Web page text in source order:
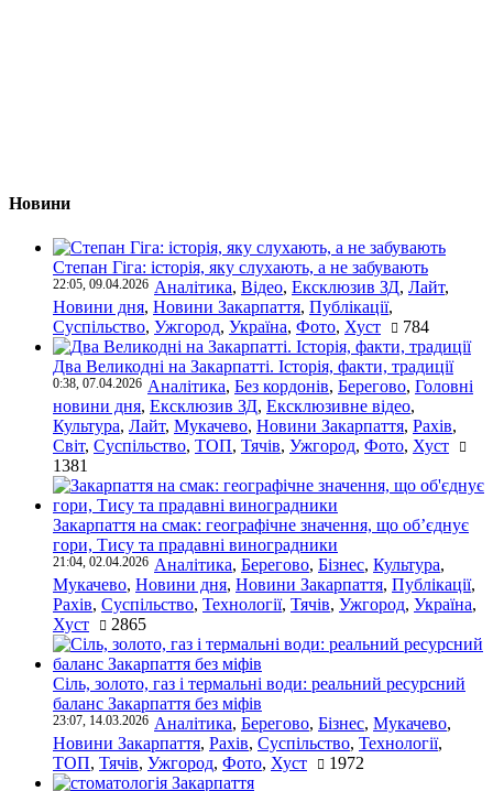
Новини
Степан Гіга: історія, яку слухають, а не забувають
22:05, 09.04.2026 Аналітика, Відео, Ексклюзив ЗД, Лайт,
Новини дня, Новини Закарпаття, Публікації,
Суспільство, Ужгород, Україна, Фото, Хуст 784
Два Великодні на Закарпатті. Історія, факти, традиції
0:38, 07.04.2026 Аналітика, Без кордонів, Берегово, Головні
новини дня, Ексклюзив ЗД, Ексклюзивне відео,
Культура, Лайт, Мукачево, Новини Закарпаття, Рахів,
Світ, Суспільство, ТОП, Тячів, Ужгород, Фото, Хуст
1381
Закарпаття на смак: географічне значення, що об’єднує
гори, Тису та прадавні виноградники
21:04, 02.04.2026 Аналітика, Берегово, Бізнес, Культура,
Мукачево, Новини дня, Новини Закарпаття, Публікації,
Рахів, Суспільство, Технології, Тячів, Ужгород, Україна,
Хуст
2865
Сіль, золото, газ і термальні води: реальний ресурсний
баланс Закарпаття без міфів
23:07, 14.03.2026 Аналітика, Берегово, Бізнес, Мукачево,
Новини Закарпаття, Рахів, Суспільство, Технології,
ТОП, Тячів, Ужгород, Фото, Хуст 1972